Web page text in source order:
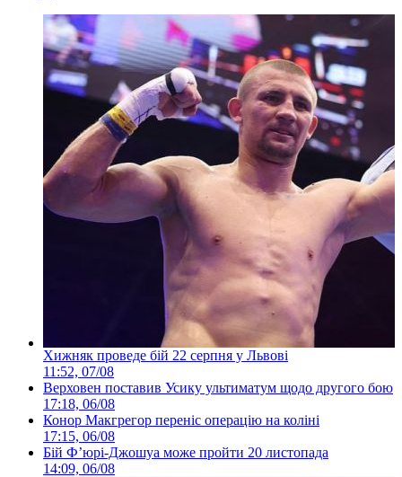
Хижняк проведе бій 22 серпня у Львові
11:52, 07/08
Верховен поставив Усику ультиматум щодо другого бою
17:18, 06/08
Конор Макгрегор переніс операцію на коліні
17:15, 06/08
Бій Ф’юрі-Джошуа може пройти 20 листопада
14:09, 06/08